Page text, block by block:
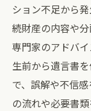
ション不足から
続財産の内容や
専門家のアドバ
生前から遺言書
で、誤解や不信
の流れや必要書